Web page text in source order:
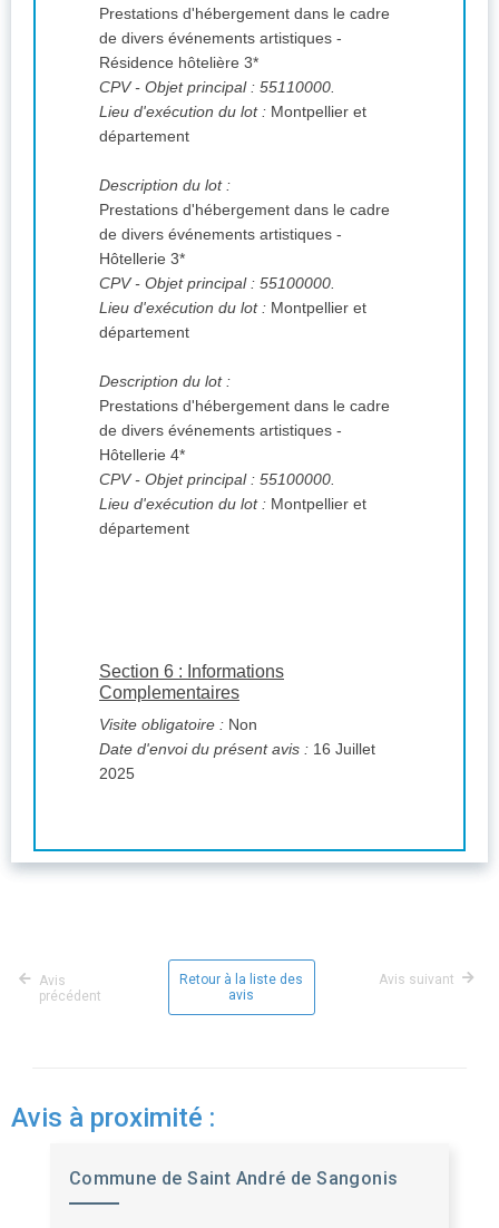
Prestations d'hébergement dans le cadre
de divers événements artistiques -
Résidence hôtelière 3*
CPV- Objet principal : 55110000.
Lieu d'exécution du lot : Montpellier et
département
Description du lot :
Prestations d'hébergement dans le cadre
de divers événements artistiques -
Hôtellerie 3*
CPV- Objet principal : 55100000.
Lieu d'exécution du lot : Montpellier et
département
Description du lot :
Prestations d'hébergement dans le cadre
de divers événements artistiques -
Hôtellerie 4*
CPV- Objet principal : 55100000.
Lieu d'exécution du lot : Montpellier et
département
Section 6 : Informations
Complementaires
Visite obligatoire : Non
Date d'envoi du présent avis : 16 Juillet
2025
Avis
précédent
Retour à la liste des
avis
Avis suivant
Avis à proximité :
Commune de Saint André de Sangonis